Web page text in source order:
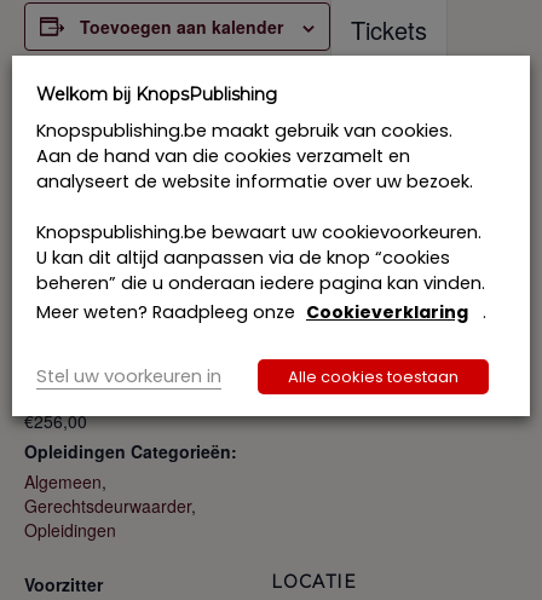
Toevoegen aan kalender Tickets
GEGEVENS
Datum:
Kosten:
€256,00
Opleidingen Categorieën:
Algemeen,
Gerechtsdeurwaarder,
Opleidingen
LOCATIE
SPREKER
Reinhard Steennot
Voorzitter
Welkom bij KnopsPublishing
Knopspublishing.be maakt gebruik van cookies.
Aan de hand van die cookies verzamelt en
analyseert de website informatie over uw bezoek.
Knopspublishing.be bewaart uw cookievoorkeuren.
U kan dit altijd aanpassen via de knop “cookies
beheren” die u onderaan iedere pagina kan vinden.
Meer weten? Raadpleeg onze Cookieverklaring .
Stel uw voorkeuren in Alle cookies toestaan